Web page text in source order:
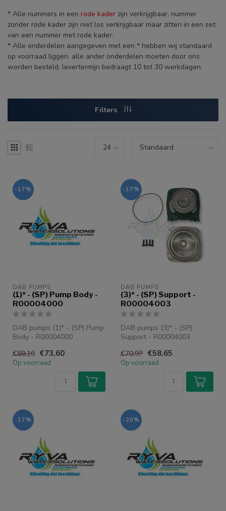
* Alle nummers in een rode kader zijn verkrijgbaar, nummer
zonder rode kader zijn niet los verkrijgbaar maar zitten in een set
van een nummer met rode kader.
* Alle onderdelen aangegeven met een * hebben wij standaard
op voorraad liggen, alle ander onderdelen moeten door ons
worden besteld, levertermijn bedraagt 10 tot 30 werkdagen.
Filters
-17%
DAB PUMPS
(1)* - (SP) Pump Body -
R00004000
DAB pumps (1)* - (SP) Pump
Body - R00004000
€89,16 €73,60
Op voorraad
-17%
DAB PUMPS
(3)* - (SP) Support -
R00004003
DAB pumps (3)* - (SP)
Support - R00004003
€70,97 €58,65
Op voorraad
-17% -20%